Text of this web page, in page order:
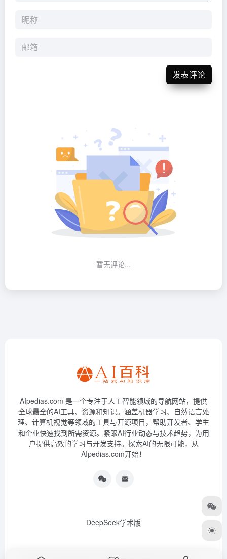
发表评论
暂无评论...
AIpedias.com 是一个专注于人工智能领域的导航网站，提供
全球最全的AI工具、资源和知识。涵盖机器学习、自然语言处
理、计算机视觉等领域的工具与开源项目，帮助开发者、学生
和企业快速找到所需资源。紧跟AI行业动态与技术趋势，为用
户提供高效的学习与开发支持。探索AI的无限可能，从
AIpedias.com开始！
DeepSeek学术版